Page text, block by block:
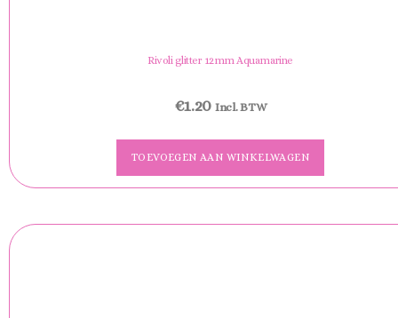
Rivoli glitter 12mm Aquamarine
€1.20 Incl. BTW
TOEVOEGEN AAN WINKELWAGEN